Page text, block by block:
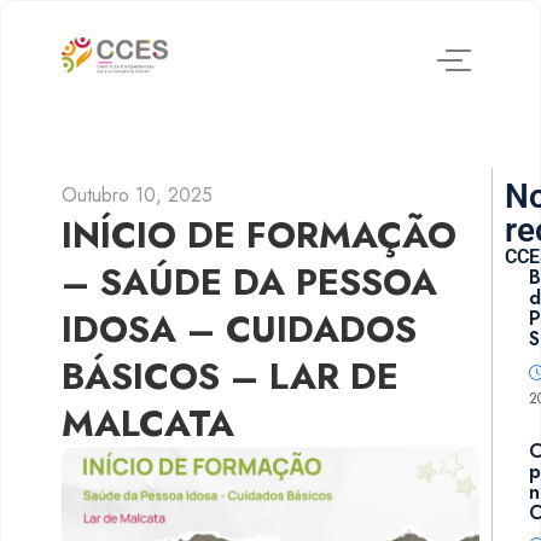
Outubro 10, 2025
INÍCIO DE FORMAÇÃO
– SAÚDE DA PESSOA
IDOSA – CUIDADOS
BÁSICOS – LAR DE
MALCATA